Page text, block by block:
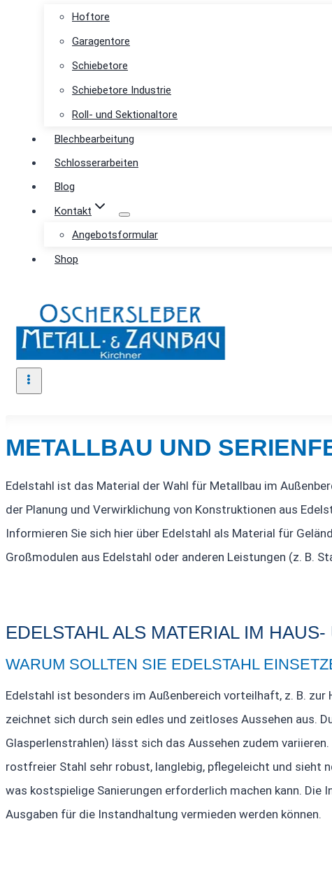
Hoftore
Garagentore
Schiebetore
Schiebetore Industrie
Roll- und Sektionaltore
Blechbearbeitung
Schlosserarbeiten
Blog
Kontakt
Angebotsformular
Shop
METALLBAU UND
Edelstahl ist das Material der Wahl für Metallbau im
der Planung und Verwirklichung von Konstruktionen aus
Informieren Sie sich hier über Edelstahl als Material für
Großmodulen aus Edelstahl oder anderen Leistungen (z. B.
EDELSTAHL ALS MATERIAL IM
WARUM SOLLTEN SIE EDELSTAHL
Edelstahl ist besonders im Außenbereich vorteilhaft, z. B. zur
zeichnet sich durch sein edles und zeitloses Aussehen aus.
Glasperlenstrahlen) lässt sich das Aussehen zudem
rostfreier Stahl sehr robust, langlebig, pflegeleicht und sieht
was kostspielige Sanierungen erforderlich machen kann.
Ausgaben für die Instandhaltung vermieden werden können.